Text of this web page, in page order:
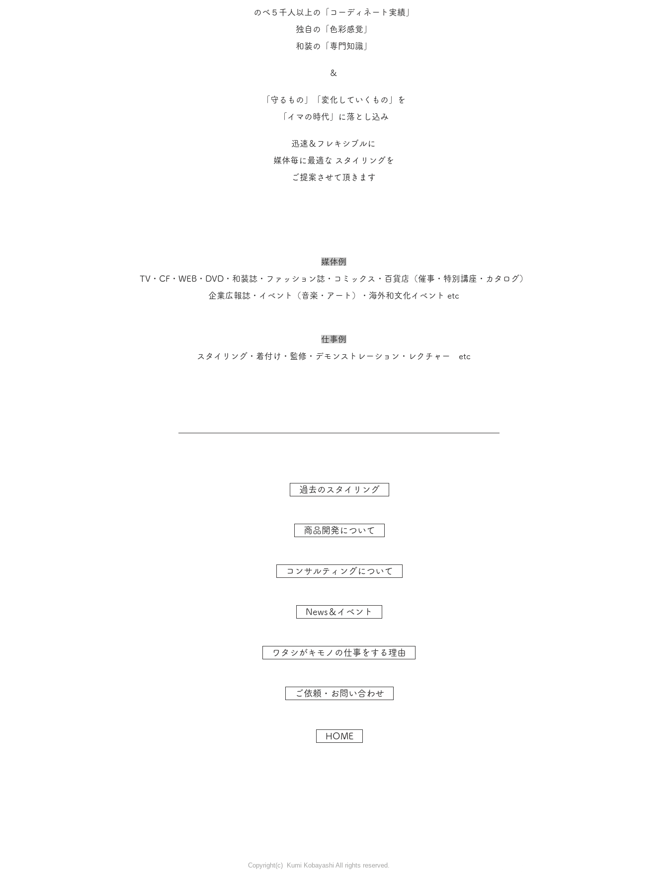
のべ５千人以上の「コーディネート実績」
独自の「色彩感覚」
和装の「専門知識」​
&
「守るもの」「変化していくもの」を
「イマの時代」に落とし込み
迅速＆フレキシブルに
媒体毎に最適な スタイリングを
ご提案させて頂きます
媒体例
TV・CF・WEB・DVD・和装誌・ファッション誌・コミックス・百貨店（催事・特別講座・カタログ）
企業広報誌・イベント（音楽・アート）・海外和文化イベント etc
仕事例
スタイリング・着付け・監修・デモンストレーション・レクチャー etc
過去のスタイリング
商品開発について
コンサルティングについて
News＆イベント
ワタシがキモノの仕事をする理由
ご依頼・お問い合わせ
HOME
Copyright(c) Kumi Kobayashi All rights reserved.